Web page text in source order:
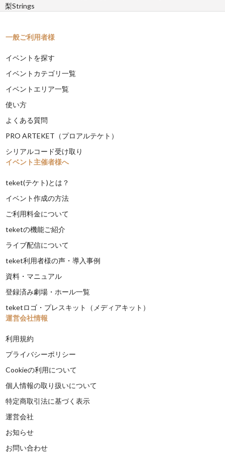
梨Strings
一般ご利用者様
イベントを探す
イベントカテゴリ一覧
イベントエリア一覧
使い方
よくある質問
PRO ARTEKET（プロアルテケト）
シリアルコード受け取り
イベント主催者様へ
teket(テケト)とは？
イベント作成の方法
ご利用料金について
teketの機能ご紹介
ライブ配信について
teket利用者様の声・導入事例
資料・マニュアル
登録済み劇場・ホール一覧
teketロゴ・プレスキット（メディアキット）
運営会社情報
利用規約
プライバシーポリシー
Cookieの利用について
個人情報の取り扱いについて
特定商取引法に基づく表示
運営会社
お知らせ
お問い合わせ